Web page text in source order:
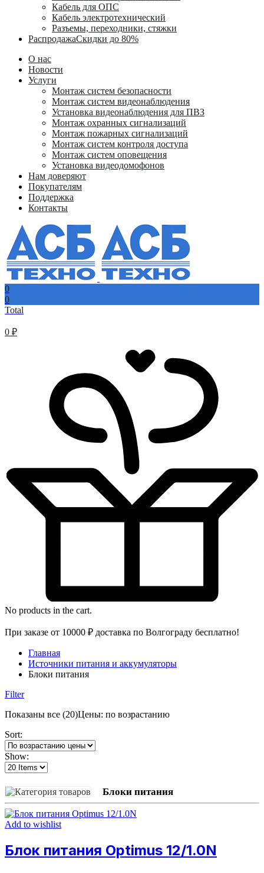
Кабель для ОПС
Кабель электротехнический
Разъемы, переходники, стяжки
РаспродажаСкидки до 80%
О нас
Новости
Услуги
Монтаж систем безопасности
Монтаж систем видеонаблюдения
Установка видеонаблюдения для ПВЗ
Монтаж охранных сигнализаций
Монтаж пожарных сигнализаций
Монтаж систем контроля доступа
Монтаж систем оповещения
Установка видеодомофонов
Нам доверяют
Покупателям
Поддержка
Контакты
0
0
Total
0 ₽
No products in the cart.
При заказе от 10000 ₽ доставка по Волгограду бесплатно!
Главная
Источники питания и аккумуляторы
Блоки питания
Filter
Показаны все (20)Цены: по возрастанию
Sort:
Show:
Блоки питания
Add to wishlist
Блок питания Optimus 12/1.0N